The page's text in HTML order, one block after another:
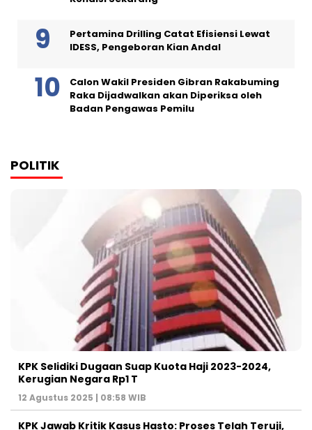
Pertamina Drilling Catat Efisiensi Lewat
IDESS, Pengeboran Kian Andal
Calon Wakil Presiden Gibran Rakabuming
Raka Dijadwalkan akan Diperiksa oleh
Badan Pengawas Pemilu
POLITIK
KPK Selidiki Dugaan Suap Kuota Haji 2023-2024,
Kerugian Negara Rp1 T
12 Agustus 2025 | 08:58 WIB
KPK Jawab Kritik Kasus Hasto: Proses Telah Teruji,